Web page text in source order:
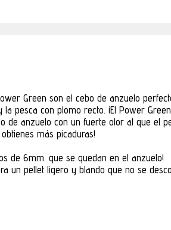
Green son el cebo de anzuelo
pesca con plomo recto. ¡El Power
de anzuelo con un fuerte olor al que el
más picaduras!
de 6mm. que se quedan en el anzuelo!
un pellet ligero y blando que no se